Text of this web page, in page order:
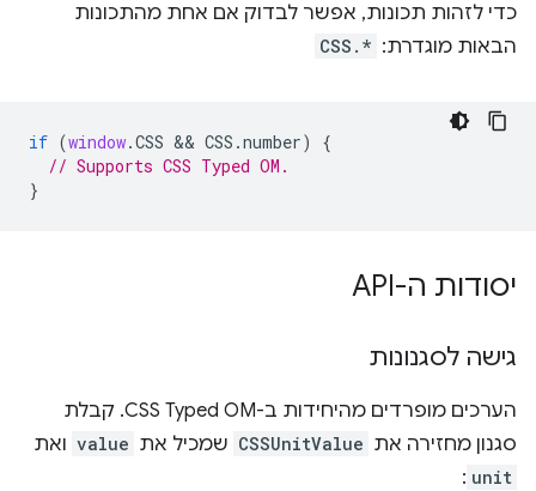
כדי לזהות תכונות, אפשר לבדוק אם אחת מהתכונות
הבאות מוגדרת: CSS.*
if (window.CSS && CSS .number)
{
// Supports CSS Typed OM.
}
יסודות ה-API
גישה לסגנונות
הערכים מופרדים מהיחידות ב-CSS Typed OM. קבלת
סגנון מחזירה את CSSUnitValue שמכיל את value ואת
unit
: